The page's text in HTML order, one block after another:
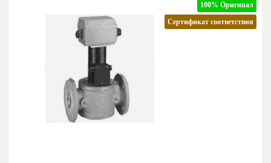
100% Оригинал
Сертификат соответствия